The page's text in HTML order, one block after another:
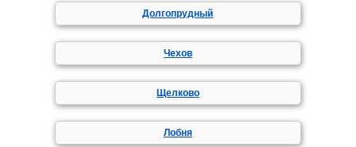
Долгопрудный
Чехов
Щелково
Лобня